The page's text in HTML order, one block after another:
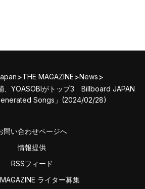
>THE MAGAZINE>News>
、YOASOBIがトップ3 Billboard JAPAN
Songs」(2024/02/28)
問い合わせページへ
情報提供
RSSフィード
ライター募集